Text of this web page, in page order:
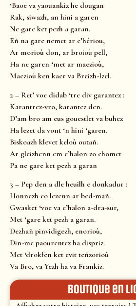
‘Baoe va yaouankiz he dougan
Rak, siwazh, an hini a garen
Ne gare ket pezh a garan.
Eñ na gare nemet ar c’hêriou,
Ar morioù don, ar broioù pell,
Ha ne garen ‘met ar maezioù,
Maezioù ken kaer va Breizh-Izel.
2 – Ret’ voe didab ‘tre div garantez :
Karantrez-vro, karantez den.
D’am bro am eus gouestlet va buhez
Ha lezet da vont ‘n hini ‘garen.
Biskoazh klevet keloù outañ.
Ar gleizhenn em c’halon zo chomet
Pa ne gare ket pezh a garan
3 – Pep den a dle heuilh e donkadur :
Honnezh eo lezenn ar bed-mañ.
Gwasket ‘voe va c’halon a-dra-sur,
Met ‘gare ket pezh a garan.
Dezhañ pinvidigezh, enorioù,
Din-me paourentez ha dispriz.
Met ‘drokfen ket evit teñzorioù
Va Bro, va Yezh ha va Frankiz.
Boutique en